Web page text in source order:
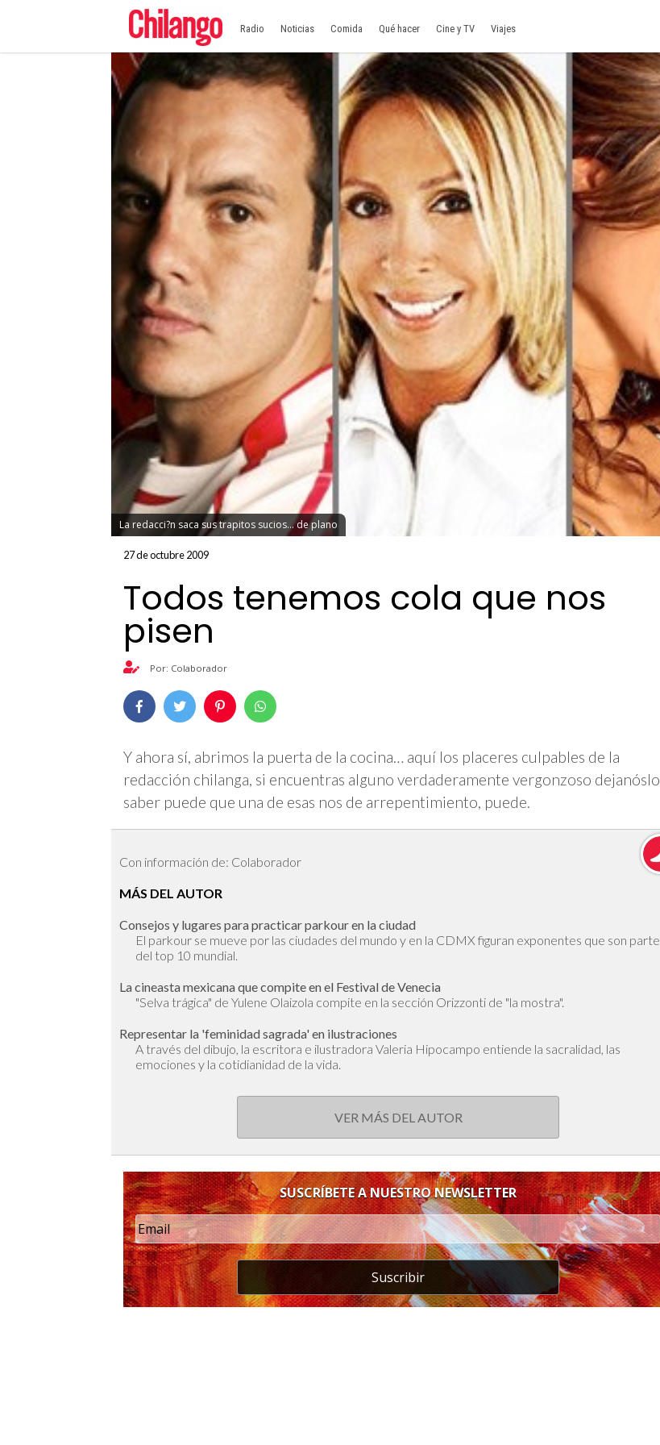
Radio Noticias Comida Qué hacer Cine y TV Viajes
La redacci?n saca sus trapitos sucios... de plano
27 de octubre 2009
Todos tenemos cola que nos
pisen
Por: Colaborador
Y ahora sí, abrimos la puerta de la cocina… aquí los placeres culpables de la
redacción chilanga, si encuentras alguno verdaderamente vergonzoso dejanóslo
saber puede que una de esas nos de arrepentimiento, puede.
Con información de: Colaborador
MÁS DEL AUTOR
Consejos y lugares para practicar parkour en la ciudad
El parkour se mueve por las ciudades del mundo y en la CDMX figuran exponentes que son parte
del top 10 mundial.
La cineasta mexicana que compite en el Festival de Venecia
"Selva trágica" de Yulene Olaizola compite en la sección Orizzonti de "la mostra".
Representar la 'feminidad sagrada' en ilustraciones
A través del dibujo, la escritora e ilustradora Valeria Hipocampo entiende la sacralidad, las
emociones y la cotidianidad de la vida.
VER MÁS DEL AUTOR
SUSCRÍBETE A NUESTRO NEWSLETTER
Suscribir